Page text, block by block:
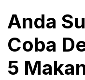
Anda
Coba
5